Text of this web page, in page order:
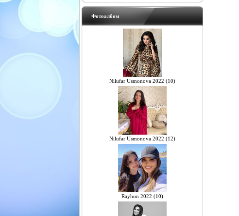
Фотоалбом
Nilufar Usmonova 2022 (10)
Nilufar Usmonova 2022 (12)
Rayhon 2022 (10)